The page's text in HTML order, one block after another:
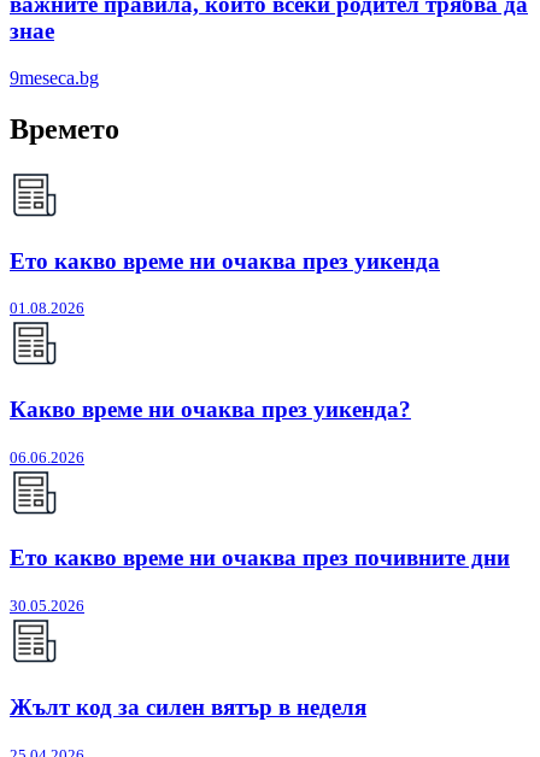
знае
9meseca.bg
Времето
Ето какво време ни очаква през уикенда
01.08.2026
Какво време ни очаква през уикенда?
06.06.2026
Ето какво време ни очаква през почивните дни
30.05.2026
Жълт код за силен вятър в неделя